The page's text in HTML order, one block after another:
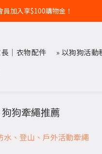
員加入享$100購物金！
長｜衣物配件
» 以狗狗活動
狗狗牽繩推薦
水、登山、戶外活動牽繩